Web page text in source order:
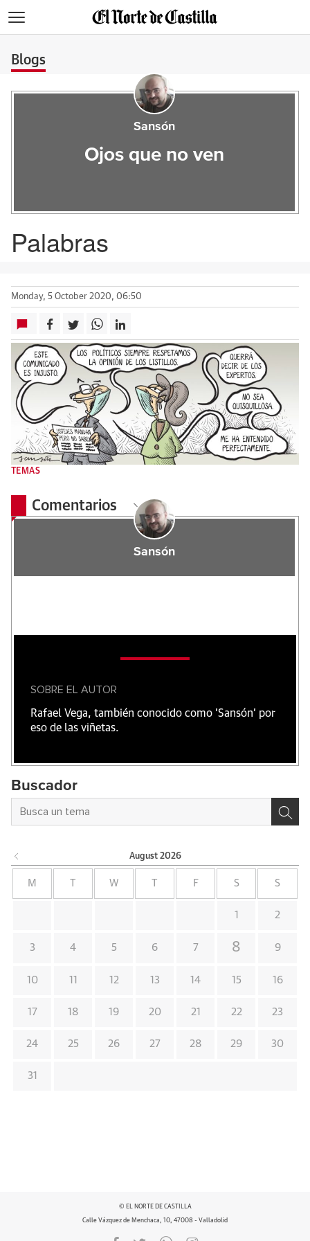
Blogs
Sansón
Ojos que no ven
Palabras
Monday, 5 October 2020, 06:50
TEMAS
Comentarios
Sansón
SOBRE EL AUTOR
Rafael Vega, también conocido como 'Sansón' por
eso de las viñetas.
Buscador
August 2026
M T W T F S S
1 2
3 4 5 6 7 8 9
10 11 12 13 14 15 16
17 18 19 20 21 22 23
24 25 26 27 28 29 30
31
© EL NORTE DE CASTILLA
Calle Vázquez de Menchaca, 10, 47008 - Valladolid